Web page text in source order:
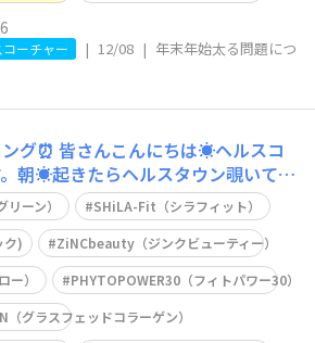
ーチャー | 12/08 | 年末年始太る問題につ
グ⏰ 皆さんこんにちは☀️ヘルスコ
朝☀️起きたらヘルスタウン覗いて
ルスタウン一緒に見て✨帰ってきて
何作ろっかなーって見てます。ヘル
す😌 今回のテーマは💊サプリ飲む
のリズムを公開します。
ーン）
SHiLA-Fit（シラフィット）
ク)
ZiNCbeauty（ジンクビューティー）
）
PHYTOPOWER30（フィトパワー30）
（グラスフェッドコラーゲン）